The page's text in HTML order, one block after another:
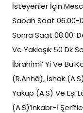
İsteyenler İçin
Sabah Saat 06.00-
Sonra Saat 08.00’
Ve Yaklaşık 50 Dk
İbrahîmî’ Yi Ve Bu
(R.Anhâ), İshak
Yakup (A.S) Ve Eşi
(A.S)’Inkabr-İ